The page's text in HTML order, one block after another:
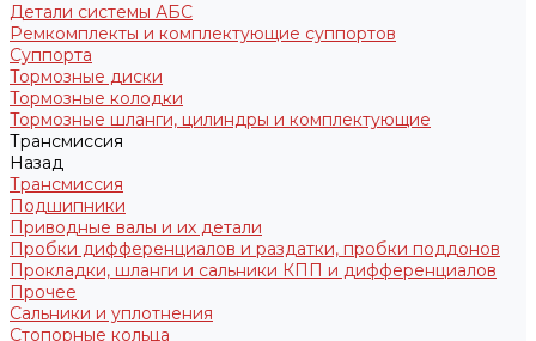
Детали системы АБС
Ремкомплекты и комплектующие суппортов
Суппорта
Тормозные диски
Тормозные колодки
Тормозные шланги, цилиндры и комплектующие
Трансмиссия
Назад
Трансмиссия
Подшипники
Приводные валы и их детали
Пробки дифференциалов и раздатки, пробки поддонов
Прокладки, шланги и сальники КПП и дифференциалов
Прочее
Сальники и уплотнения
Стопорные кольца